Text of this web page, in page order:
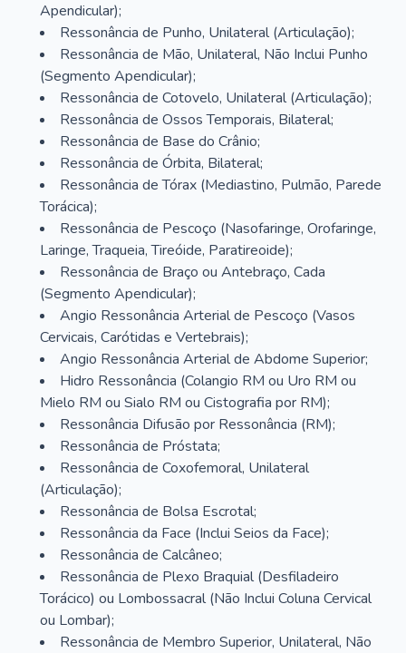
Apendicular);
Ressonância de Punho, Unilateral (Articulação);
Ressonância de Mão, Unilateral, Não Inclui Punho
(Segmento Apendicular);
Ressonância de Cotovelo, Unilateral (Articulação);
Ressonância de Ossos Temporais, Bilateral;
Ressonância de Base do Crânio;
Ressonância de Órbita, Bilateral;
Ressonância de Tórax (Mediastino, Pulmão, Parede
Torácica);
Ressonância de Pescoço (Nasofaringe, Orofaringe,
Laringe, Traqueia, Tireóide, Paratireoide);
Ressonância de Braço ou Antebraço, Cada
(Segmento Apendicular);
Angio Ressonância Arterial de Pescoço (Vasos
Cervicais, Carótidas e Vertebrais);
Angio Ressonância Arterial de Abdome Superior;
Hidro Ressonância (Colangio RM ou Uro RM ou
Mielo RM ou Sialo RM ou Cistografia por RM);
Ressonância Difusão por Ressonância (RM);
Ressonância de Próstata;
Ressonância de Coxofemoral, Unilateral
(Articulação);
Ressonância de Bolsa Escrotal;
Ressonância da Face (Inclui Seios da Face);
Ressonância de Calcâneo;
Ressonância de Plexo Braquial (Desfiladeiro
Torácico) ou Lombossacral (Não Inclui Coluna Cervical
ou Lombar);
Ressonância de Membro Superior, Unilateral, Não